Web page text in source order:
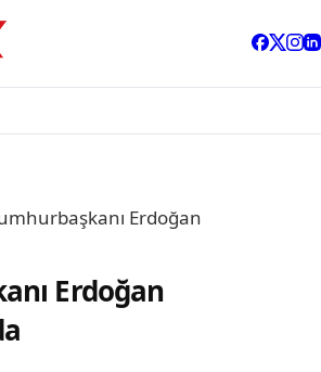
Erdoğan
Erdoğan